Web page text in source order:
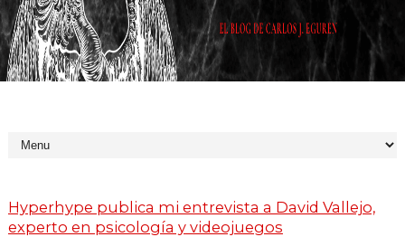
Hyperhype publica mi entrevista a David Vallejo,
experto en psicología y videojuegos